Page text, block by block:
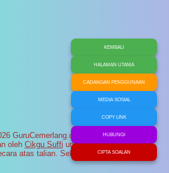
GuruCemerlang.com
oleh Cikgu Suffi untuk membantu murid
atas talian. Selamat maju jaya!
KEMBALI
HALAMAN UTAMA
CADANGAN PENGGUNAAN
MEDIA SOSIAL
COPY LINK
HUBUNGI
CIPTA SOALAN